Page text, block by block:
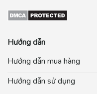
Hướng dẫn
Hướng dẫn mua hàng
Hướng dẫn sử dụng